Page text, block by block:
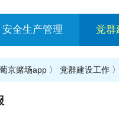
安全生产管理 党群
京赌场app 〉 党群建设工作 〉